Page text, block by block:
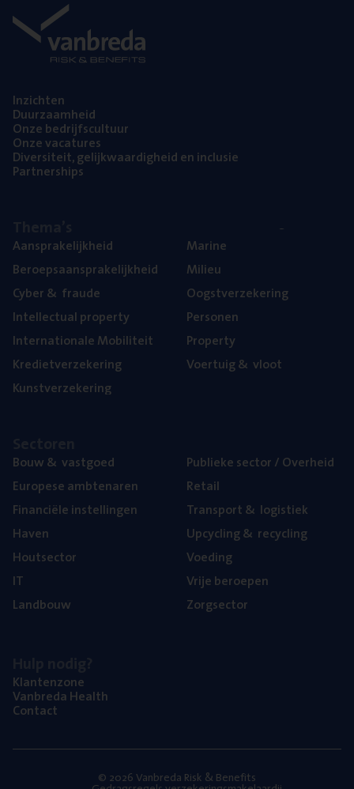
Inzich­ten
Duur­zaam­heid
Onze bedrijfs­cul­tuur
Onze vaca­tu­res
Diver­si­teit, gelijk­waar­dig­heid en inclusie
Part­ner­ships
Aan­spra­ke­lijk­heid
Beroeps­aan­spra­ke­lijk­heid
Cyber& fraude
Intel­lec­tu­al property
Inter­na­ti­o­na­le Mobiliteit
Kre­diet­ver­ze­ke­ring
Kunst­ver­ze­ke­ring
Mari­ne
Mili­eu
Oogst­ver­ze­ke­ring
Per­so­nen
Pro­per­ty
Voer­tuig& vloot
Bouw& vastgoed
Euro­pe­se ambtenaren
Finan­ci­ë­le instellingen
Haven
Hout­sec­tor
IT
Land­bouw
Publie­ke sec­tor / Overheid
Retail
Trans­port& logistiek
Upcy­cling& recycling
Voe­ding
Vrije beroe­pen
Zorg­sec­tor
Klan­ten­zo­ne
Van­b­re­da Health
Con­tact
© 2026 Vanbreda Risk & Benefits